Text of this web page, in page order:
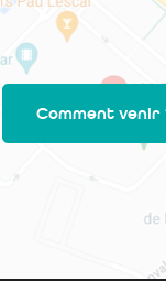
Comment venir